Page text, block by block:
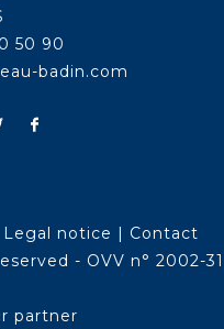
50 90
badin.com
Legal notice | Contact
- OVV n° 2002-
partner